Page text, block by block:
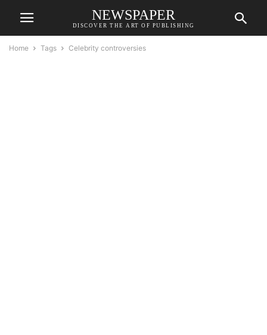
NEWSPAPER
DISCOVER THE ART OF PUBLISHING
Home Tags Celebrity controversies